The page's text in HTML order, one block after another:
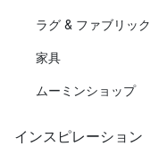
ラグ & ファブリック
家具
ムーミンショップ
インスピレーション